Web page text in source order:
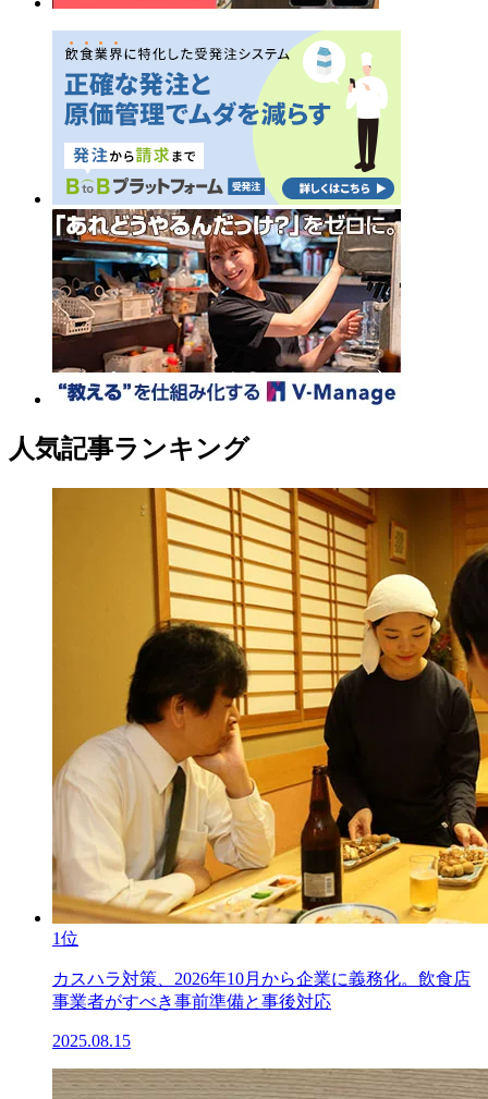
人気記事ランキング
1位
カスハラ対策、2026年10月から企業に義務化。飲食店
事業者がすべき事前準備と事後対応
2025.08.15